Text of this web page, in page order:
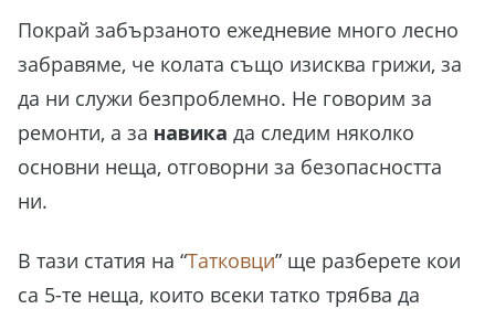
Покрай забързаното ежедневие много лесно
забравяме, че колата също изисква грижи, за
да ни служи безпроблемно. Не говорим за
ремонти, а за навика да следим няколко
основни неща, отговорни за безопасността
ни.
В тази статия на “Татковци” ще разберете кои
са 5-те неща, които всеки татко трябва да